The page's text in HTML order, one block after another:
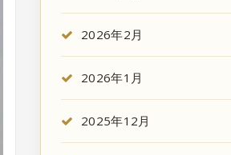
2026年2月
2026年1月
2025年12月